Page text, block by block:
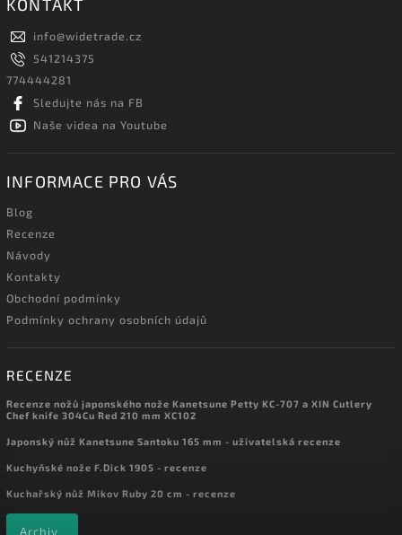
KONTAKT
info@widetrade.cz
541214375
774444281
Sledujte nás na FB
Naše videa na Youtube
INFORMACE PRO VÁS
Blog
Recenze
Návody
Kontakty
Obchodní podmínky
Podmínky ochrany osobních údajů
RECENZE
Recenze nožů japonského nože Kanetsune Petty KC-707 a XIN Cutlery
Chef knife 304Cu Red 210 mm XC102
Japonský nůž Kanetsune Santoku 165 mm - uživatelská recenze
Kuchyňské nože F.Dick 1905 - recenze
Kuchařský nůž Mikov Ruby 20 cm - recenze
Archiv